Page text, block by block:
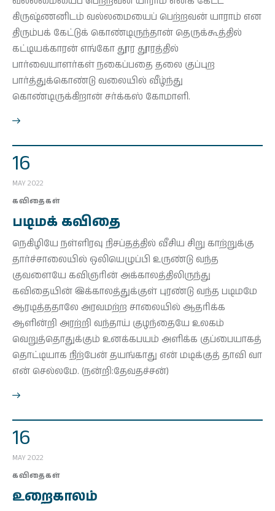
கிருஷ்ணனிடம் வல்லமையைப் பெற்றவன் யாராம் என
திரும்பக் கேட்டுக் கொண்டிருந்தான் தெருக்கூத்தில்
கட்டியக்காரன் எங்கோ தூர தூரத்தில்
பார்வையாளர்கள் நகைப்பதை தலை குப்புற
பார்த்துக்கொண்டு வலையில் வீழ்ந்து
கொண்டிருக்கிறான் சர்க்கஸ் கோமாளி.
16
MAY 2022
கவிதைகள்
படிமக் கவிதை
நெகிழியே நள்ளிரவு நிசப்தத்தில் வீசிய சிறு காற்றுக்கு
தார்ச்சாலையில் ஒலியெழுப்பி உருண்டு வந்த
குவளையே கவிஞரின் அக்காலத்திலிருந்து
கவிதையின் இக்காலத்துக்குள் புரண்டு வந்த படிமமே
ஆரடித்ததாலே அரவமற்ற சாலையில் ஆதரிக்க
ஆளின்றி அரற்றி வந்தாய் குழந்தையே உலகம்
வெறுத்தொதுக்கும் உனக்கபயம் அளிக்க குப்பையாகத்
தொட்டியாக நிற்பேன் தயங்காது என் மடிக்குத் தாவி வா
என் செல்லமே. (நன்றி:தேவதச்சன்)
16
MAY 2022
கவிதைகள்
உறைகாலம்